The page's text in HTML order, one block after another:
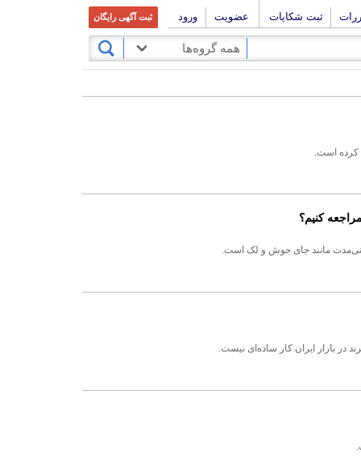
ثبت شکایات عضویت ورود ثبت آگهی رایگان
همه گروه‌ها
کرده است.
کنیم؟
مانند جای جوش و لک است.
در بازار ایران کار ساده‌ای نیست.